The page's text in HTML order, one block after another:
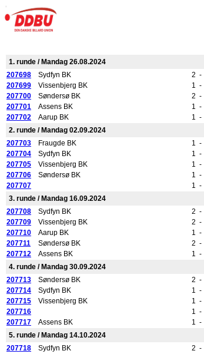
1. runde / Mandag 26.08.2024
207698
Sydfyn BK 2 -
207699
Vissenbjerg BK 1 -
207700
Søndersø BK 2 -
207701
Assens BK 1 -
207702
Aarup BK 1 -
2. runde / Mandag 02.09.2024
207703
Fraugde BK 1 -
207704
Sydfyn BK 1 -
207705
Vissenbjerg BK 1 -
207706
Søndersø BK 1 -
207707
1 -
3. runde / Mandag 16.09.2024
207708
Sydfyn BK 2 -
207709
Vissenbjerg BK 2 -
207710
Aarup BK 1 -
207711
Søndersø BK 2 -
207712
Assens BK 1 -
4. runde / Mandag 30.09.2024
207713
Søndersø BK 2 -
207714
Sydfyn BK 1 -
207715
Vissenbjerg BK 1 -
207716
1 -
207717
Assens BK 1 -
5. runde / Mandag 14.10.2024
207718
Sydfyn BK 2 -